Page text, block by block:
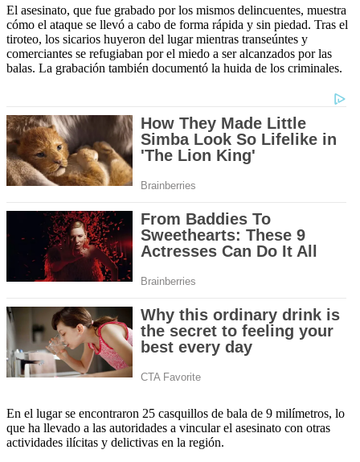
El asesinato, que fue grabado por los mismos delincuentes, muestra
cómo el ataque se llevó a cabo de forma rápida y sin piedad. Tras el
tiroteo, los sicarios huyeron del lugar mientras transeúntes y
comerciantes se refugiaban por el miedo a ser alcanzados por las
balas. La grabación también documentó la huida de los criminales.
En el lugar se encontraron 25 casquillos de bala de 9 milímetros, lo
que ha llevado a las autoridades a vincular el asesinato con otras
actividades ilícitas y delictivas en la región.